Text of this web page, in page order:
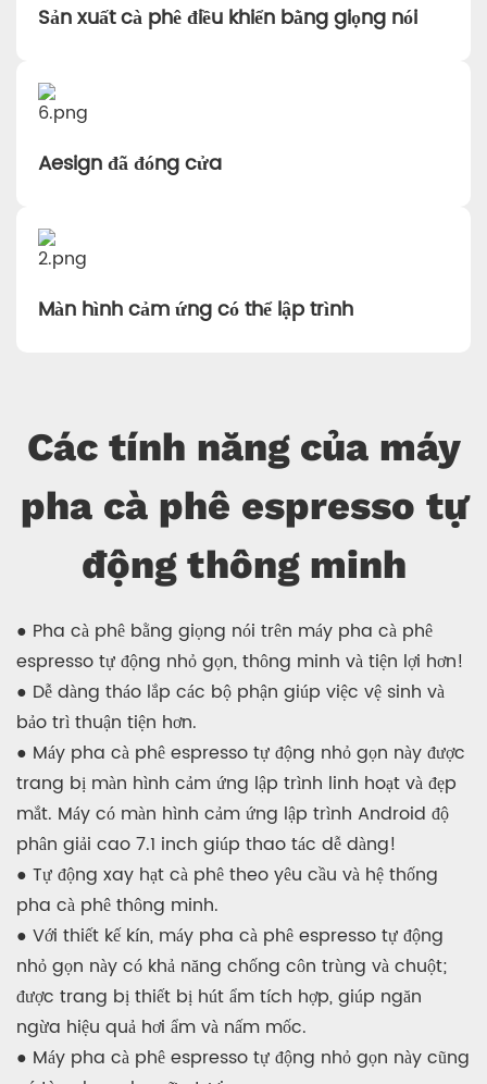
Sản xuất cà phê điều khiển bằng giọng nói
Aesign đã đóng cửa
Màn hình cảm ứng có thể lập trình
Các tính năng của máy
pha cà phê espresso tự
động thông minh
● Pha cà phê bằng giọng nói trên máy pha cà phê
espresso tự động nhỏ gọn, thông minh và tiện lợi hơn!
● Dễ dàng tháo lắp các bộ phận giúp việc vệ sinh và
bảo trì thuận tiện hơn.
● Máy pha cà phê espresso tự động nhỏ gọn này được
trang bị màn hình cảm ứng lập trình linh hoạt và đẹp
mắt. Máy có màn hình cảm ứng lập trình Android độ
phân giải cao 7.1 inch giúp thao tác dễ dàng!
● Tự động xay hạt cà phê theo yêu cầu và hệ thống
pha cà phê thông minh.
● Với thiết kế kín, máy pha cà phê espresso tự động
nhỏ gọn này có khả năng chống côn trùng và chuột;
được trang bị thiết bị hút ẩm tích hợp, giúp ngăn
ngừa hiệu quả hơi ẩm và nấm mốc.
● Máy pha cà phê espresso tự động nhỏ gọn này cũng